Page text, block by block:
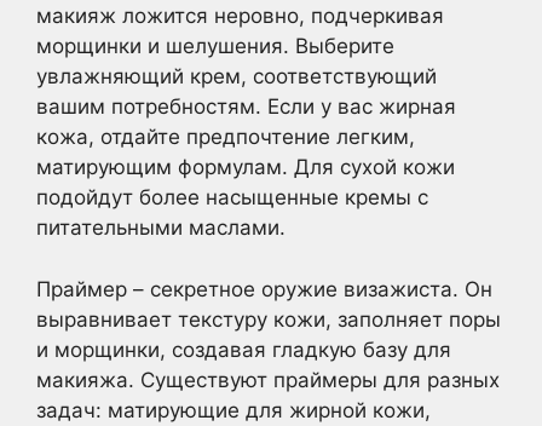
макияж ложится неровно, подчеркивая
морщинки и шелушения. Выберите
увлажняющий крем, соответствующий
вашим потребностям. Если у вас жирная
кожа, отдайте предпочтение легким,
матирующим формулам. Для сухой кожи
подойдут более насыщенные кремы с
питательными маслами.
Праймер – секретное оружие визажиста. Он
выравнивает текстуру кожи, заполняет поры
и морщинки, создавая гладкую базу для
макияжа. Существуют праймеры для разных
задач: матирующие для жирной кожи,